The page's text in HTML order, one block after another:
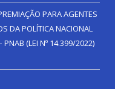
PARA AGENTES
DA POLÍTICA NACIONAL
PNAB (LEI Nº 14.399/2022)